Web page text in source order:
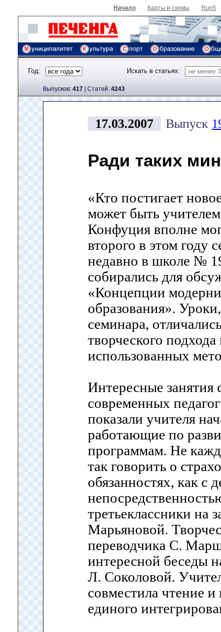
Начало Карты и схемы Run5
Год: Искать в статьях:
Выпусков: 417 | Cтатей: 4243
17.03.2007 Выпуск
Ради таких
«Кто постигает
может быть
Конфуция вполне
второго в этом году
недавно в школе №
собирались для
«Концепции
образования».
семинара,
творческого
использованных
Интересные занятия
современных
показали учителя
работающие по
программам. Не
так говорить о
обязанностях, как с
третьеклассники на
Марьяновой.
переводчика С.
интересной беседы
Л. Соколовой.
совместила чтение
единого